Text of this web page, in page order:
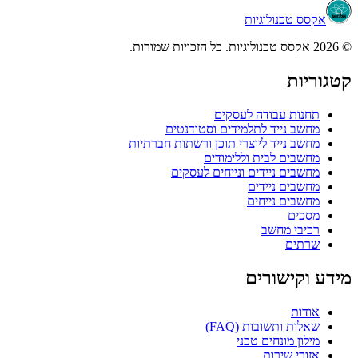
אקסס טכנולוגיות
© 2026 אקסס טכנולוגיות. כל הזכויות שמורות.
קטגוריות
תחנות עבודה לעסקים
מחשב נייד לתלמידים וסטודנטים
מחשב נייד ליוצרי תוכן ורשתות חברתיות
מחשבים לבית וללימודים
מחשבים ניידים ונייחים לעסקים
מחשבים ניידים
מחשבים נייחים
מסכים
רכיבי מחשב
שרתים
מידע וקישורים
אודות
שאלות ותשובות (FAQ)
מילון מונחים טכני
אזורי שירות